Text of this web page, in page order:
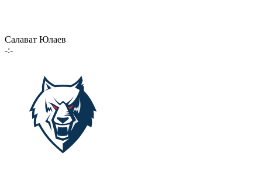
Салават Юлаев
-:-